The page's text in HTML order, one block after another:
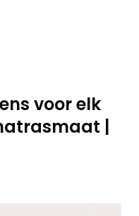
voor elk
|